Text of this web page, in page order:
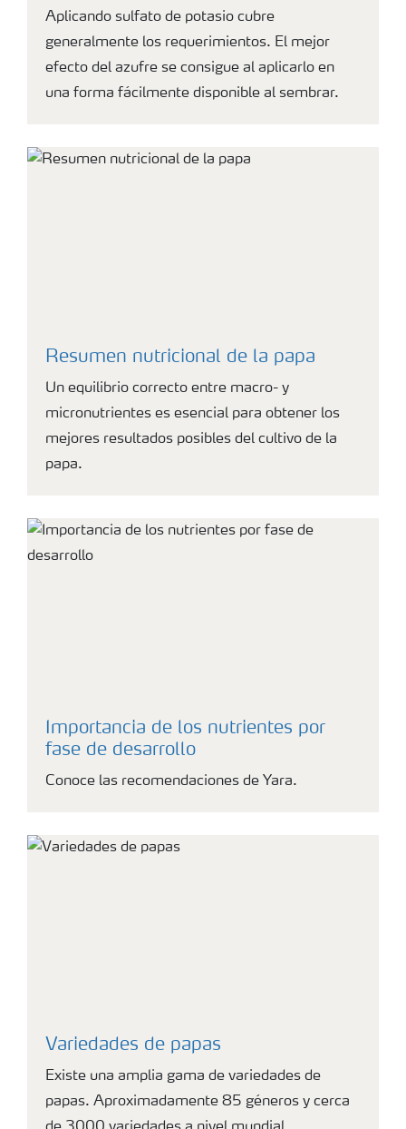
Aplicando sulfato de potasio cubre
generalmente los requerimientos. El mejor
efecto del azufre se consigue al aplicarlo en
una forma fácilmente disponible al sembrar.
Resumen nutricional de la papa
Un equilibrio correcto entre macro- y
micronutrientes es esencial para obtener los
mejores resultados posibles del cultivo de la
papa.
Importancia de los nutrientes por
fase de desarrollo
Conoce las recomendaciones de Yara.
Variedades de papas
Existe una amplia gama de variedades de
papas. Aproximadamente 85 géneros y cerca